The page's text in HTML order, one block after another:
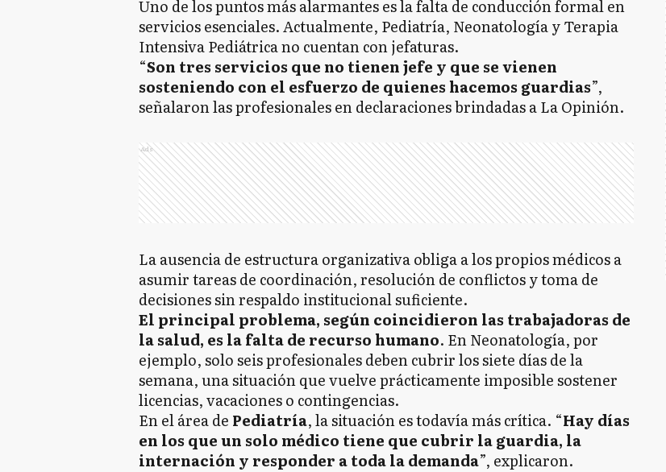
Uno de los puntos más alarmantes es la falta de conducción formal en
servicios esenciales. Actualmente, Pediatría, Neonatología y Terapia
Intensiva Pediátrica no cuentan con jefaturas.
“Son tres servicios que no tienen jefe y que se vienen
sosteniendo con el esfuerzo de quienes hacemos guardias”,
señalaron las profesionales en declaraciones brindadas a La Opinión.
Ads
La ausencia de estructura organizativa obliga a los propios médicos a
asumir tareas de coordinación, resolución de conflictos y toma de
decisiones sin respaldo institucional suficiente.
El principal problema, según coincidieron las trabajadoras de
la salud, es la falta de recurso humano. En Neonatología, por
ejemplo, solo seis profesionales deben cubrir los siete días de la
semana, una situación que vuelve prácticamente imposible sostener
licencias, vacaciones o contingencias.
En el área de Pediatría, la situación es todavía más crítica. “Hay días
en los que un solo médico tiene que cubrir la guardia, la
internación y responder a toda la demanda”, explicaron.